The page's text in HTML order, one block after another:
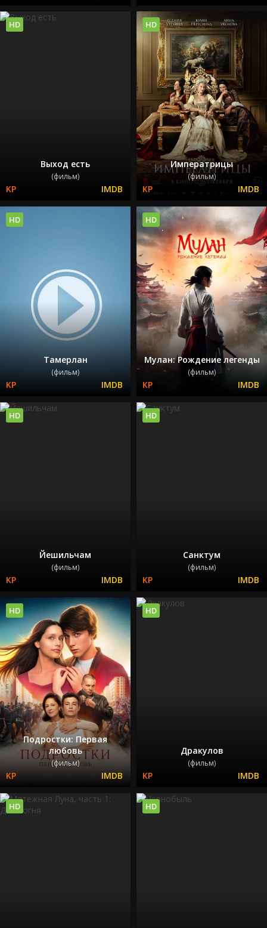
Выход есть
(фильм)
HD
Императрицы
(фильм)
HD
Тамерлан
(фильм)
HD
Мулан: Рождение легенды
(фильм)
HD
Йешильчам
(фильм)
HD
Санктум
(фильм)
HD
Подростки: Первая
любовь
(фильм)
HD
Дракулов
(фильм)
HD
HD HD